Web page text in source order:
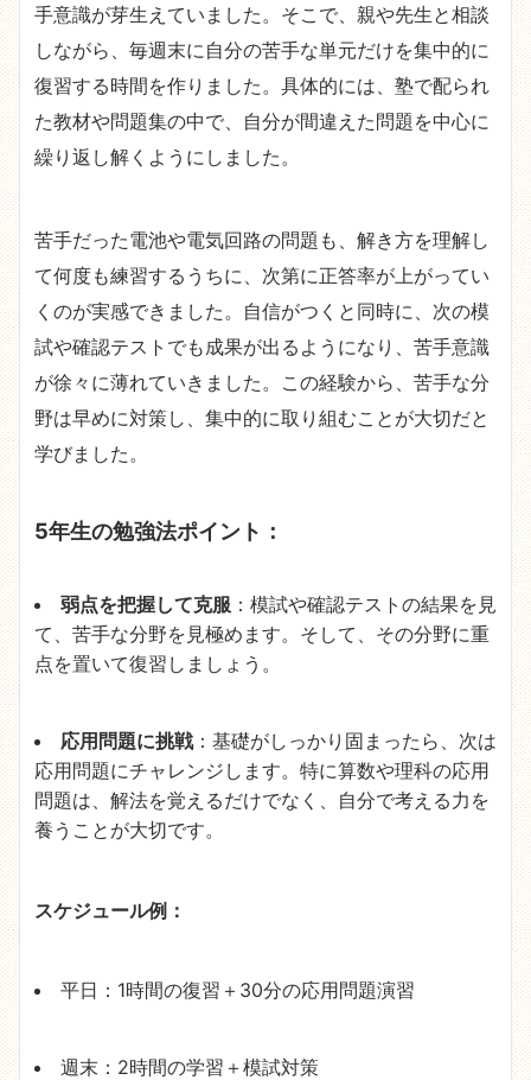
手意識が芽生えていました。そこで、親や先生と相談
しながら、毎週末に自分の苦手な単元だけを集中的に
復習する時間を作りました。具体的には、塾で配られ
た教材や問題集の中で、自分が間違えた問題を中心に
繰り返し解くようにしました。
苦手だった電池や電気回路の問題も、解き方を理解し
て何度も練習するうちに、次第に正答率が上がってい
くのが実感できました。自信がつくと同時に、次の模
試や確認テストでも成果が出るようになり、苦手意識
が徐々に薄れていきました。この経験から、苦手な分
野は早めに対策し、集中的に取り組むことが大切だと
学びました。
5年生の勉強法ポイント：
弱点を把握して克服 ：模試や確認テストの結果を見
て、苦手な分野を見極めます。そして、その分野に重
点を置いて復習しましょう。
応用問題に挑戦：基礎がしっかり固まったら、次は
応用問題にチャレンジします。特に算数や理科の応用
問題は、解法を覚えるだけでなく、自分で考える力を
養うことが大切です。
スケジュール例：
平日：1時間の復習＋30分の応用問題演習
週末：2時間の学習＋模試対策